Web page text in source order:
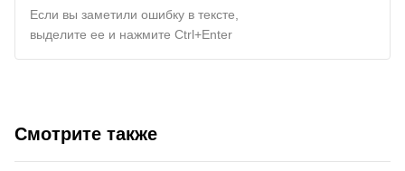
Если вы заметили ошибку в тексте,
выделите ее и нажмите Ctrl+Enter
Смотрите также